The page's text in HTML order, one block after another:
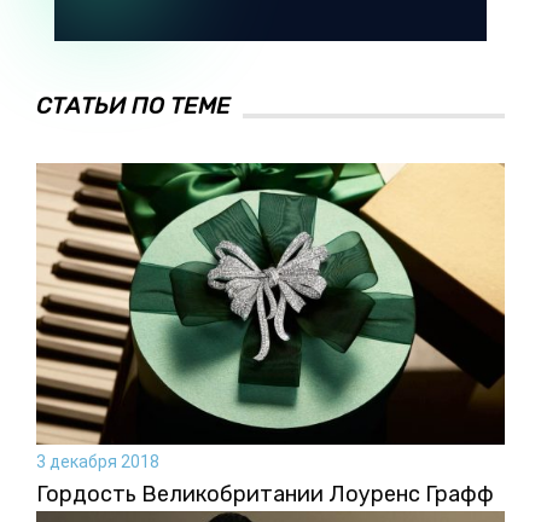
СТАТЬИ ПО ТЕМЕ
3 декабря 2018
Гордость Великобритании Лоуренс Графф